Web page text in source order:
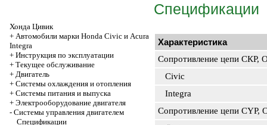
Хонда Цивик
+ Автомобили марки Honda Civic и Acura
Integra
+ Инструкция по эксплуатации
+ Текущее обслуживание
+ Двигатель
+ Системы охлаждения и отопления
+ Системы питания и выпуска
+ Электрооборудование двигателя
- Системы управления двигателем
Спецификации
Спецификации
Характеристика
Сопротивление цепи СКР,
Civic
Integra
Сопротивление цепи CYP,